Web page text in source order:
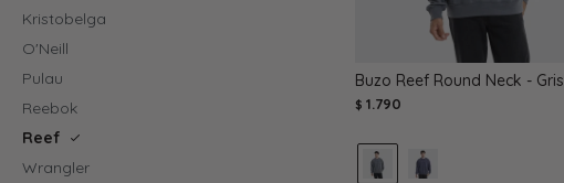
Buzo Reef Round Neck - Gris
$ 1.790
Kristobelga
O'Neill
Pulau
Reebok
Reef
Wrangler